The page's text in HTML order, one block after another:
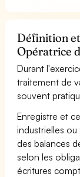
Définition
Opératrice
Durant
traitement de
souvent
Enregistre et
industrielles
des balances
selon les
écritures